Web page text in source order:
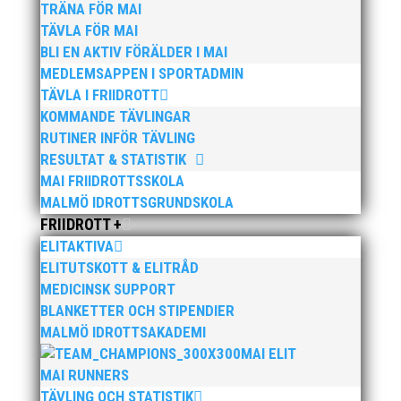
TRÄNA FÖR MAI
TÄVLA FÖR MAI
BLI EN AKTIV FÖRÄLDER I MAI
MEDLEMSAPPEN I SPORTADMIN
TÄVLA I FRIIDROTT
KOMMANDE TÄVLINGAR
RUTINER INFÖR TÄVLING
RESULTAT & STATISTIK
MAI FRIIDROTTSSKOLA
MALMÖ IDROTTSGRUNDSKOLA
FRIIDROTT +
ELITAKTIVA
ELITUTSKOTT & ELITRÅD
MEDICINSK SUPPORT
BLANKETTER OCH STIPENDIER
MALMÖ IDROTTSAKADEMI
MAI ELIT
MAI RUNNERS
TÄVLING OCH STATISTIK
Publicerat tidigare
Nu kan du se när första och sista träningstillfälle för
Hösten 2024. Klicka här!